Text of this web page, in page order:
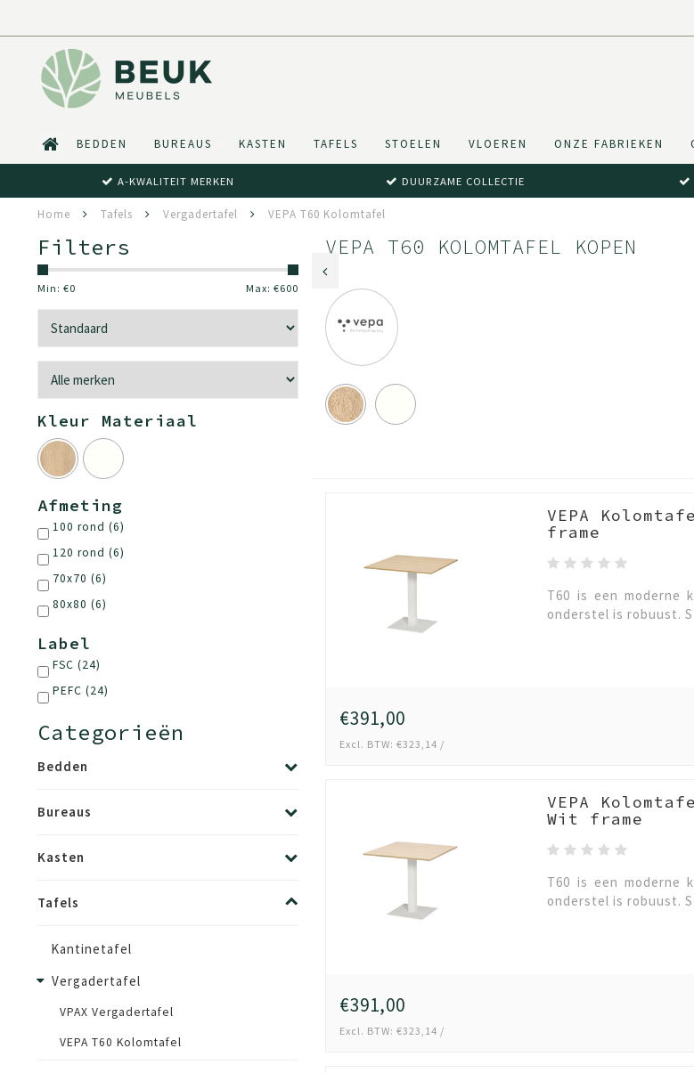
BEDDEN BUREAUS KASTEN TAFELS STOELEN VLOEREN ONZE FABRIEKEN
A-KWALITEIT MERKEN DUURZAME COLLECTIE
Home Tafels Vergadertafel VEPA T60 Kolomtafel
Filters
Min: €0 Max: €600
Kleur Materiaal
Afmeting
100 rond (6)
120 rond (6)
70x70 (6)
80x80 (6)
Label
FSC (24)
PEFC (24)
Categorieën
Bedden
Bureaus
Kasten
Tafels
Kantinetafel
Vergadertafel
VPAX Vergadertafel
VEPA T60 Kolomtafel
VEPA T60 KOLOMTAFEL KOPEN
VEPA
frame
T60 is een moderne
onderstel is robuust.
€391,00
Excl. BTW: €323,14 /
VEPA
Wit frame
T60 is een moderne
onderstel is robuust.
€391,00
Excl. BTW: €323,14 /